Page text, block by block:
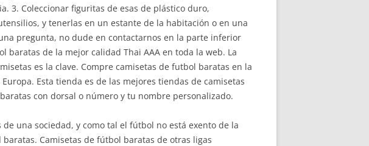
3. Coleccionar figuritas de esas de plástico duro,
y tenerlas en un estante de la habitación o en una
pregunta, no dude en contactarnos en la parte inferior
baratas de la mejor calidad Thai AAA en toda la web. La
es la clave. Compre camisetas de futbol baratas en la
Esta tienda es de las mejores tiendas de camisetas
con dorsal o número y tu nombre personalizado.
una sociedad, y como tal el fútbol no está exento de la
Camisetas de fútbol baratas de otras ligas